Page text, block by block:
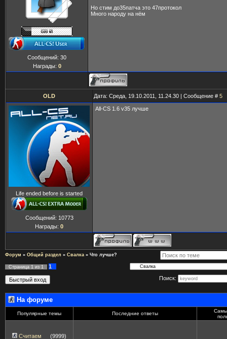
Сообщений: 30
Награды: 0
Но стим до35патча это 47протокол
Много народу на нём
OLD Дата: Среда, 19.10.2011, 11.24.30 | Сообщение # 5
Life ended before is started
Сообщений: 10773
Награды: 0
All-CS 1.6 v35 лучше
Форум » Общий раздел » Свалка » Что лучше?
Страница 1 из 1
1
Поиск:
На форуме
Популярные темы Последние ответы
Считаем
(9999)